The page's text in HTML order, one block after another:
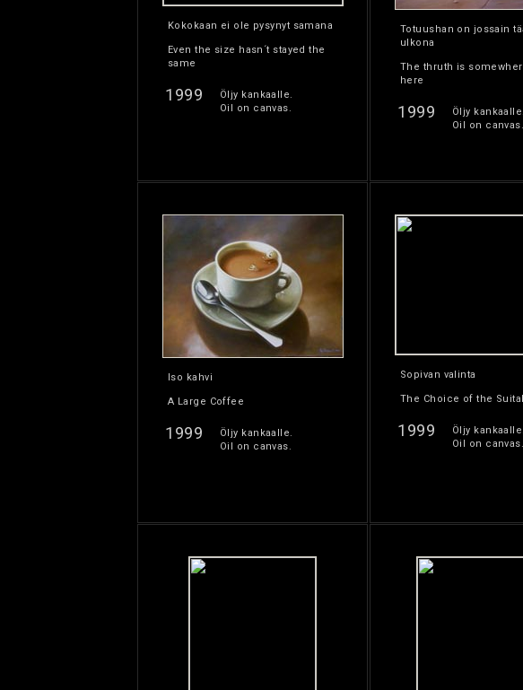
Kokokaan ei ole pysynyt samana
Even the size hasn´t stayed the
same
1999
Öljy kankaalle.
Oil on canvas.
Totuushan on jossain
ulkona
The thruth is
here
1999
Öljy kankaalle.
Oil on canvas.
Iso kahvi
A Large Coffee
1999
Öljy kankaalle.
Oil on canvas.
Sopivan valinta
The Choice of the
1999
Öljy kankaalle.
Oil on canvas.